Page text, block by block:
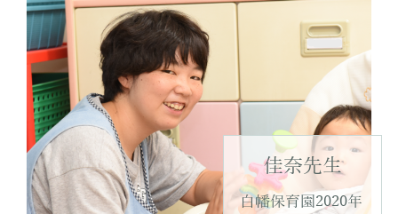
佳奈先生
白幡保育園2020年